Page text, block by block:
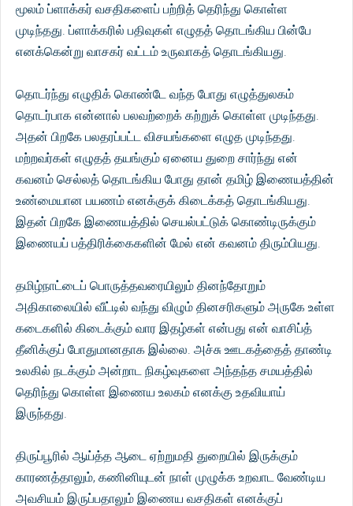
மூலம் ப்ளாக்கர் வசதிகளைப் பற்றித் தெரிந்து கொள்ள
முடிந்தது. ப்ளாக்கரில் பதிவுகள் எழுதத் தொடங்கிய பின்பே
எனக்கென்று வாசகர் வட்டம் உருவாகத் தொடங்கியது.
தொடர்ந்து எழுதிக் கொண்டே வந்த போது எழுத்துலகம்
தொடர்பாக என்னால் பலவற்றைக் கற்றுக் கொள்ள முடிந்தது.
அதன் பிறகே பலதரப்பட்ட விசயங்களை எழுத முடிந்தது.
மற்றவர்கள் எழுதத் தயங்கும் ஏனைய துறை சார்ந்து என்
கவனம் செல்லத் தொடங்கிய போது தான் தமிழ் இணையத்தின்
உண்மையான பயணம் எனக்குக் கிடைக்கத் தொடங்கியது.
இதன் பிறகே இணையத்தில் செயல்பட்டுக் கொண்டிருக்கும்
இணையப் பத்திரிக்கைகளின் மேல் என் கவனம் திரும்பியது.
தமிழ்நாட்டைப் பொருத்தவரையிலும் தினந்தோறும்
அதிகாலையில் வீட்டில் வந்து விழும் தினசரிகளும் அருகே உள்ள
கடைகளில் கிடைக்கும் வார இதழ்கள் என்பது என் வாசிப்த்
தீனிக்குப் போதுமானதாக இல்லை. அச்சு ஊடகத்தைத் தாண்டி
உலகில் நடக்கும் அன்றாட நிகழ்வுகளை அந்தந்த சமயத்தில்
தெரிந்து கொள்ள இணைய உலகம் எனக்கு உதவியாய்
இருந்தது.
திருப்பூரில் ஆய்த்த ஆடை ஏற்றுமதி துறையில் இருக்கும்
காரணத்தாலும், கணினியுடன் நாள் முழுக்க உறவாட வேண்டிய
அவசியம் இருப்பதாலும் இணைய வசதிகள் எனக்குப்